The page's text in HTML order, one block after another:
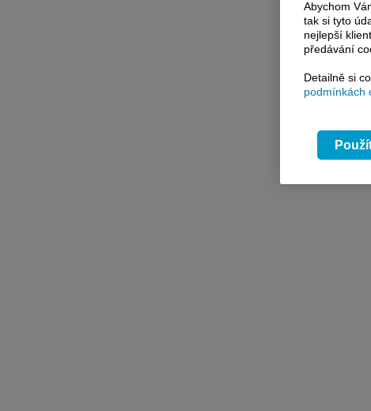
Abychom
tak si tyto
nejlepší
předávání
Detailně si
podmínkách